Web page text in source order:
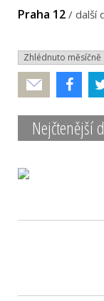
Praha 12 / další
Zhlédnuto měsíčně
Poslat
Nejčtenější